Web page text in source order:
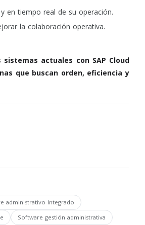
en tiempo real de su operación.
la colaboración operativa.
actuales con SAP Cloud
que buscan orden, eficiencia y
administrativo Integrado
Software gestión administrativa